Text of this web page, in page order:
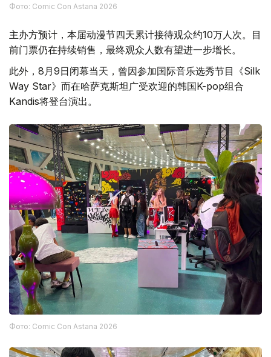
Фото: Comic Con Astana 2026
主办方预计，本届动漫节四天累计接待观众约10万人次。目
前门票仍在持续销售，最终观众人数有望进一步增长。
此外，8月9日闭幕当天，曾因参加国际音乐选秀节目《Silk
Way Star》而在哈萨克斯坦广受欢迎的韩国K-pop组合
Kandis将登台演出。
Фото: Comic Con Astana 2026